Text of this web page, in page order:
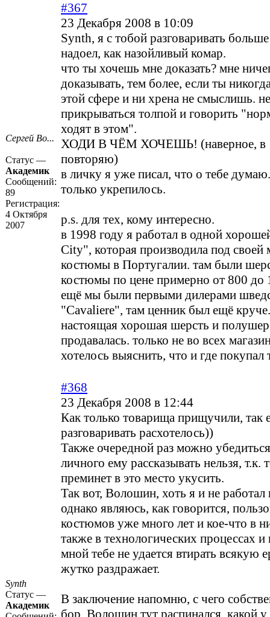
Сергей Во...
Статус —
Академик
Сообщений:
89
Регистрация:
4 Октября
2007
#367
23 Декабря 2008 в 10:09
Synth, я с тобой разговаривать
надоел, как назойливый комар.
что ты хочешь мне доказать? мне
доказывать, тем более, если ты
этой сфере и ни хрена не смыслишь.
прикрываться толпой и говорить
ходят в этом".
ХОДИ В ЧЁМ ХОЧЕШЬ! (наверное, в
повторяю)
в личку я уже писал, что о тебе
только укрепилось.
p.s. для тех, кому интересно.
в 1998 году я работал в одной
City", которая производила под своей
костюмы в Португалии. там были
костюмы по цене примерно от 800 до
ещё мы были первыми дилерами
"Cavaliere", там ценник был ещё
настоящая хорошая шерсть и
продавалась. только не во всех
хотелось выяснить, что и где
Synth
Статус —
Академик
#368
23 Декабря 2008 в 12:44
Как только товарища прищучили, так
разговаривать расхотелось))
Также очередной раз можно
личного ему рассказывать нельзя, т.к.
преминет в это место укусить.
Так вот, Волошин, хоть я и не работал
однако являюсь, как говорится,
костюмов уже много лет и кое-что в
также в технологических процессах
мной тебе не удается втирать всякую
жутко раздражает.
В заключение напомню, с чего
бор. Волошин тут распинался, какой